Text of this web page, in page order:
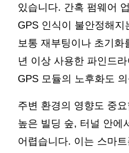
있습니다. 간혹 펌웨어
GPS 인식이 불안정해
보통 재부팅이나 초기화
년 이상 사용한 파인드
GPS 모듈의 노후화도
주변 환경의 영향도 중
높은 빌딩 숲, 터널 안에
어렵습니다. 이는 스마